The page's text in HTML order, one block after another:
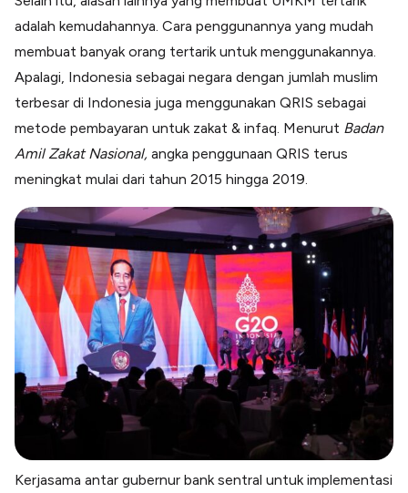
adalah kemudahannya. Cara penggunannya yang mudah
membuat banyak orang tertarik untuk menggunakannya.
Apalagi, Indonesia sebagai negara dengan jumlah muslim
terbesar di Indonesia juga menggunakan QRIS sebagai
metode pembayaran untuk zakat & infaq. Menurut Badan
Amil Zakat Nasional, angka penggunaan QRIS terus
meningkat mulai dari tahun 2015 hingga 2019.
Kerjasama antar gubernur bank sentral untuk implementasi